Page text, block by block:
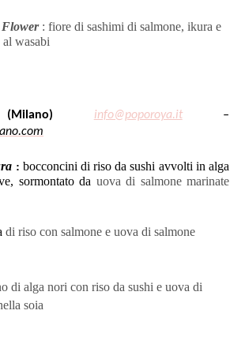
Flower: fiore di sashimi di salmone, ikura e
al wasabi
(Milano) info@poporoya.it–
: bocconcini di riso da sushi avvolti in alga
sormontato da uova di salmone marinate
di riso con salmone e uova di salmone
di alga nori con riso da sushi e uova di
soia